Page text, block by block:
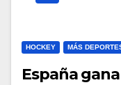
HOCKEY MÁS
España